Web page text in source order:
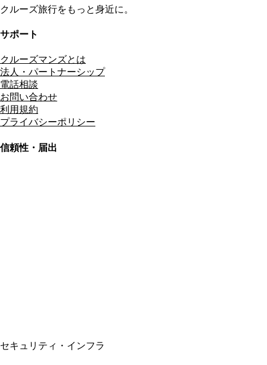
クルーズ旅行をもっと身近に。
サポート
クルーズマンズとは
法人・パートナーシップ
電話相談
お問い合わせ
利用規約
プライバシーポリシー
信頼性・届出
セキュリティ・インフラ